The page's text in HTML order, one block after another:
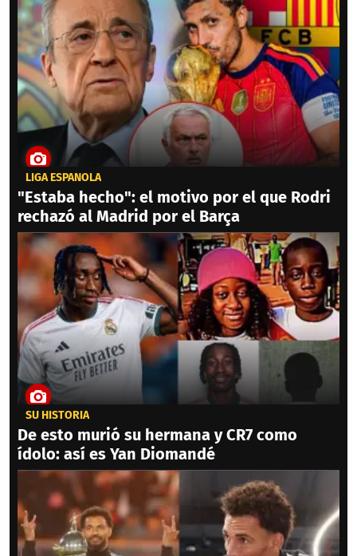
LIGA ESPAÑOLA
"Estaba hecho": el motivo por el que Rodri
rechazó al Madrid por el Barça
SU HISTORIA
De esto murió su hermana y CR7 como
ídolo: así es Yan Diomandé